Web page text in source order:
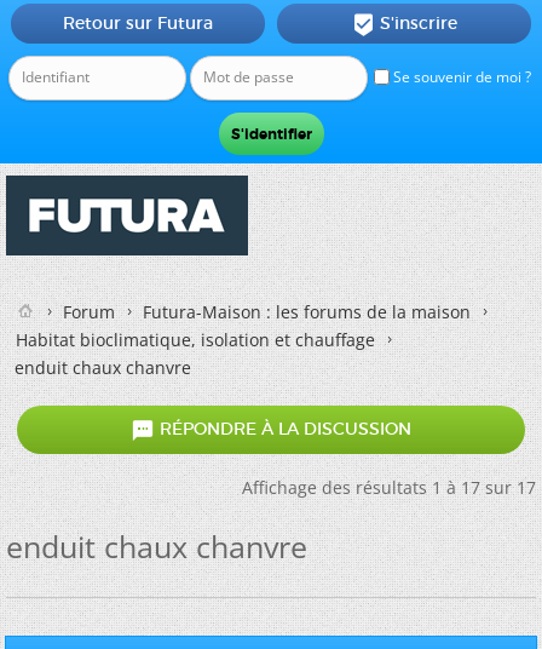
Se souvenir de moi ?
Retour sur Futura  S'inscrire
Forum
Futura-Maison : les forums de la maison
Habitat bioclimatique, isolation et chauffage
enduit chaux chanvre
 RÉPONDRE À LA DISCUSSION
Affichage des résultats 1 à 17 sur 17
enduit chaux chanvre